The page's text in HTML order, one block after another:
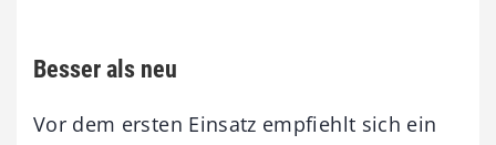
Besser als neu
Vor dem ersten Einsatz empfiehlt sich ein